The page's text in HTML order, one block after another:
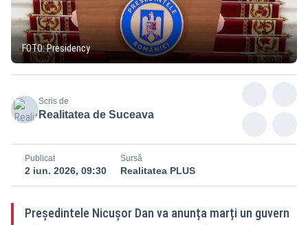
FOTO: Presidency
Scris de
Realitatea de Suceava
Publicat
2 iun. 2026, 09:30
Sursă
Realitatea PLUS
Președintele Nicușor Dan va anunța marți un guvern